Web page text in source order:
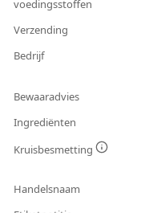
voedingsstoffen
Verzending
Bedrijf
Bewaaradvies
Ingrediënten
Kruisbesmetting
Handelsnaam